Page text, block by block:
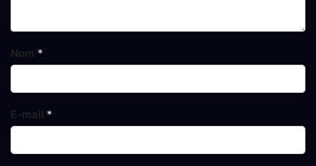
Nom *
E-mail *